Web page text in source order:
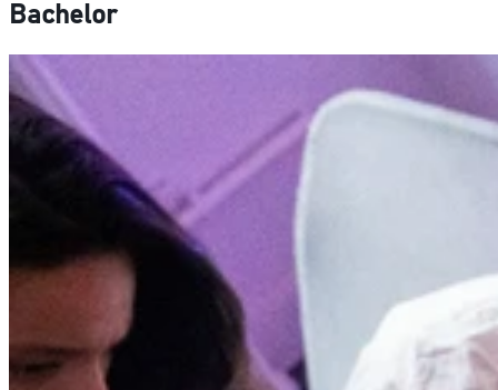
Bachelor